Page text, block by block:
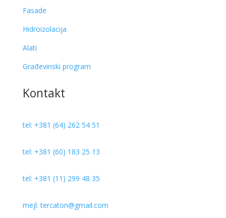
Fasade
Hidroizolacija
Alati
Građevinski program
Kontakt
tel: +381 (64) 262 54 51
tel: +381 (60) 183 25 13
tel: +381 (11) 299 48 35
mejl: tercaton@gmail.com